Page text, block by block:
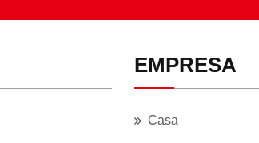
EMPRESA
Casa